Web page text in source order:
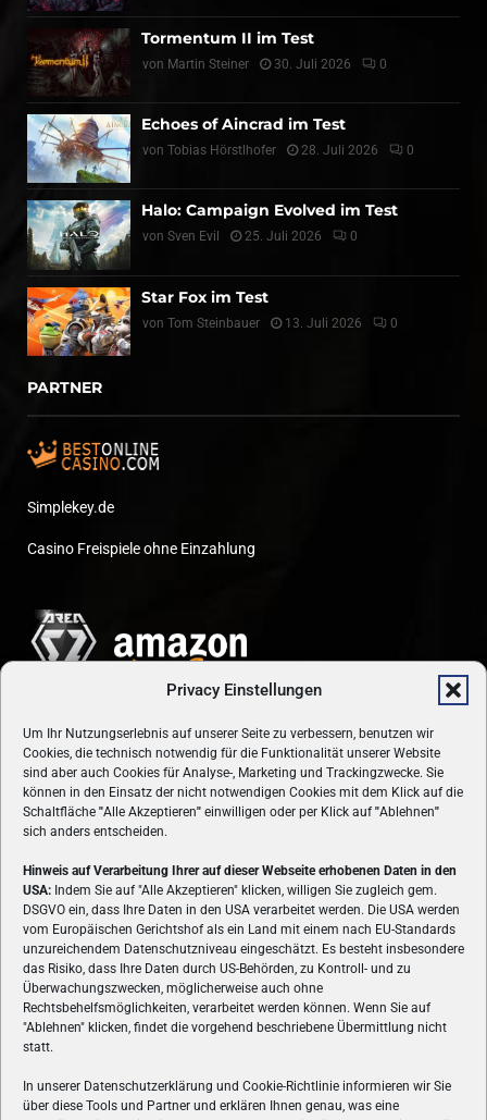
Privacy Einstellungen
Um Ihr Nutzungserlebnis auf unserer Seite zu verbessern, benutzen wir
Cookies, die technisch notwendig für die Funktionalität unserer Website
sind aber auch Cookies für Analyse-, Marketing und Trackingzwecke. Sie
können in den Einsatz der nicht notwendigen Cookies mit dem Klick auf die
Schaltfläche "Alle Akzeptieren" einwilligen oder per Klick auf"Ablehnen"
sich anders entscheiden.
Hinweis auf Verarbeitung Ihrer auf dieser Webseite erhobenen Daten in den
USA: Indem Sie auf "Alle Akzeptieren" klicken, willigen Sie zugleich gem.
DSGVO ein, dass Ihre Daten in den USA verarbeitet werden. Die USA werden
vom Europäischen Gerichtshof als ein Land mit einem nach EU-Standards
unzureichendem Datenschutzniveau eingeschätzt. Es besteht insbesondere
das Risiko, dass Ihre Daten durch US-Behörden, zu Kontroll- und zu
Überwachungszwecken, möglicherweise auch ohne
Rechtsbehelfsmöglichkeiten, verarbeitet werden können. Wenn Sie auf
"Ablehnen" klicken, findet die vorgehend beschriebene Übermittlung nicht
statt.
In unserer Datenschutzerklärung und Cookie-Richtlinie informieren wir Sie
über diese Tools und Partner und erklären Ihnen genau, was eine
Tormentum II im Test
von Martin Steiner 30. Juli 2026 0
Echoes of Aincrad im Test
von Tobias Hörstlhofer 28. Juli 2026 0
Halo: Campaign Evolved im Test
von Sven Evil 25. Juli 2026 0
Star Fox im Test
von Tom Steinbauer 13. Juli 2026 0
PARTNER
Simplekey.de
Casino Freispiele ohne Einzahlung
ÜBER UNS
VON GAMERN, FÜR GAMER! Gamers.at ist das älteste Online-
Spielemagazin Österreichs und bringt täglich aktuelle News,
Reviews und Videos zu PC- und Konsolenspielen, Gaming-
Hardware und aus der Welt des e-Sport's.
FOLGE UNS